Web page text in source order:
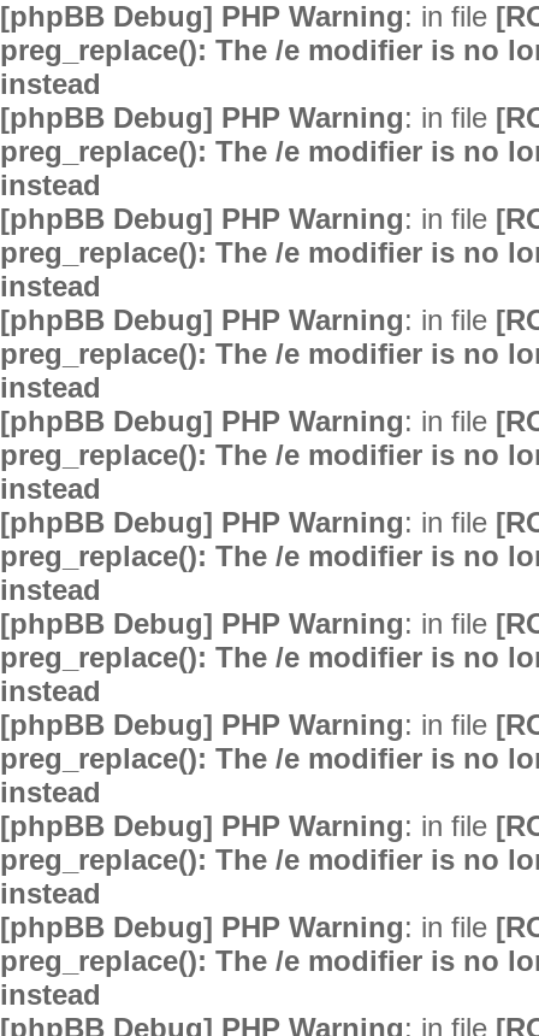
[phpBB Debug] PHP Warning: in file
preg_replace(): The /e modifier is no
instead
[phpBB Debug] PHP Warning: in file
preg_replace(): The /e modifier is no
instead
[phpBB Debug] PHP Warning: in file
preg_replace(): The /e modifier is no
instead
[phpBB Debug] PHP Warning: in file
preg_replace(): The /e modifier is no
instead
[phpBB Debug] PHP Warning: in file
preg_replace(): The /e modifier is no
instead
[phpBB Debug] PHP Warning: in file
preg_replace(): The /e modifier is no
instead
[phpBB Debug] PHP Warning: in file
preg_replace(): The /e modifier is no
instead
[phpBB Debug] PHP Warning: in file
preg_replace(): The /e modifier is no
instead
[phpBB Debug] PHP Warning: in file
preg_replace(): The /e modifier is no
instead
[phpBB Debug] PHP Warning: in file
preg_replace(): The /e modifier is no
instead
[phpBB Debug] PHP Warning: in file